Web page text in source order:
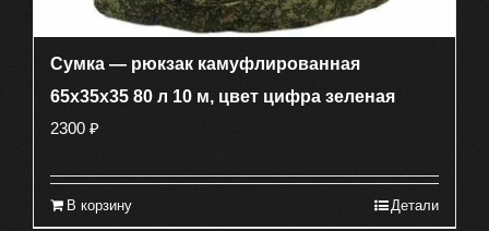
Сумка — рюкзак камуфлированная
65х35х35 80 л 10 м, цвет цифра зеленая
2300 ₽
В корзину Детали